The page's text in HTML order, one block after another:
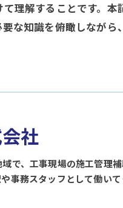
理解することです。
な知識を俯瞰しなが
社
で、工事現場の施工管理
事務スタッフとして働い